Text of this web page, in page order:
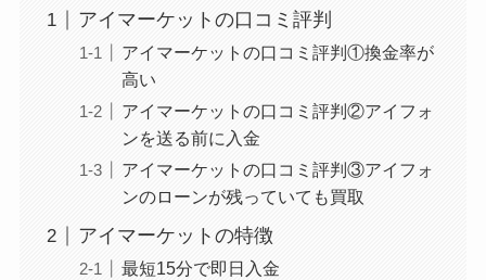
アイマーケットの口コミ評判
アイマーケットの口コミ評判①換金率が
高い
アイマーケットの口コミ評判②アイフォ
ンを送る前に入金
アイマーケットの口コミ評判③アイフォ
ンのローンが残っていても買取
アイマーケットの特徴
最短15分で即日入金